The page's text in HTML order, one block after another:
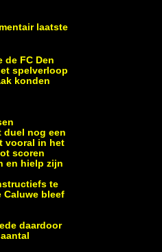
laatste
de FC Den
spelverloop
konden
duel nog een
vooral in het
scoren
en hielp zijn
te
Caluwe bleef
daardoor